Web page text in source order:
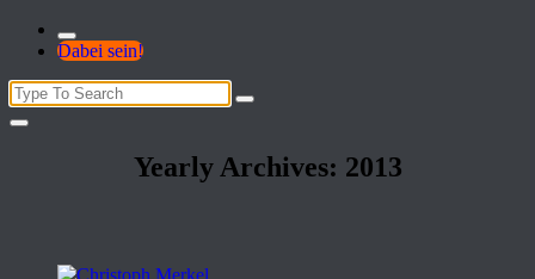
Dabei sein!
Search
for:
Yearly Archives: 2013